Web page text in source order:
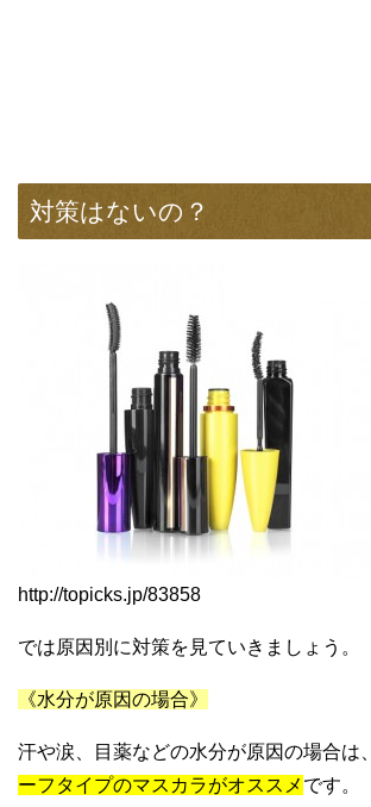
対策はないの？
http://topicks.jp/83858
では原因別に対策を見ていきましょう。
《水分が原因の場合》
汗や涙、目薬などの水分が原因の場合は、
ーフタイプのマスカラがオススメ です。